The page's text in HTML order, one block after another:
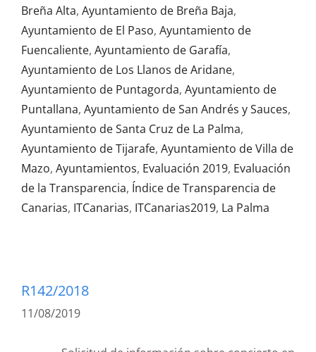
Breña Alta, Ayuntamiento de Breña Baja,
Ayuntamiento de El Paso, Ayuntamiento de
Fuencaliente, Ayuntamiento de Garafía,
Ayuntamiento de Los Llanos de Aridane,
Ayuntamiento de Puntagorda, Ayuntamiento de
Puntallana, Ayuntamiento de San Andrés y Sauces,
Ayuntamiento de Santa Cruz de La Palma,
Ayuntamiento de Tijarafe, Ayuntamiento de Villa de
Mazo, Ayuntamientos, Evaluación 2019, Evaluación
de la Transparencia, Índice de Transparencia de
Canarias, ITCanarias, ITCanarias2019, La Palma
R142/2018
11/08/2019